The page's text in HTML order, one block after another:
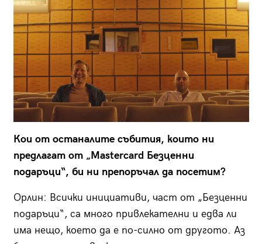
Кои от останалите събития, които ни
предлагат от „Mastercard Безценни
подаръци“, би ни препоръчал да посетим?
Орлин: Всички инициативи, част от „Безценни
подаръци“, са много привлекателни и едва ли
има нещо, което да е по-силно от другото. Аз